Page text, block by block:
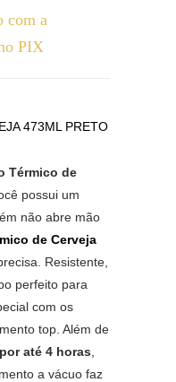
com a
PIX
473ML PRETO
Térmico de
possui um
não abre mão
de Cerveja
Resistente,
perfeito para
com os
top. Além de
até 4 horas
a vácuo faz